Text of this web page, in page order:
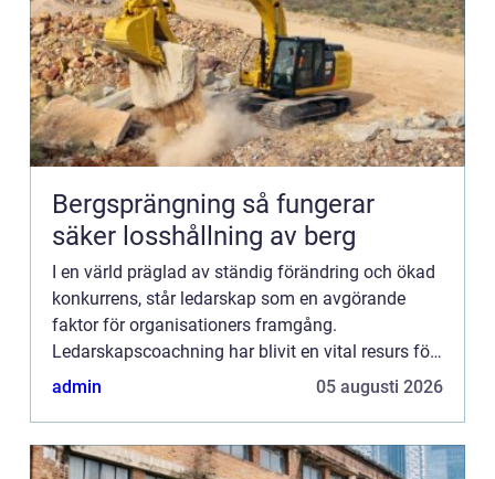
Bergsprängning så fungerar
säker losshållning av berg
I en värld präglad av ständig förändring och ökad
konkurrens, står ledarskap som en avgörande
faktor för organisationers framgång.
Ledarskapscoachning har blivit en vital resurs för
chefer och ...
admin 05 augusti 2026